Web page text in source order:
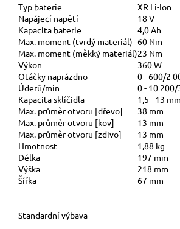
Typ baterie
XR Li-Ion
Napájecí napětí
18 V
Kapacita baterie
4,0 Ah
Max. moment (tvrdý materiál) 60 Nm
Max. moment (měkký materiál)23 Nm
Výkon
360 W
Otáčky naprázdno
0 - 600/2
Úderů/min
0 - 10
Kapacita sklíčidla
1,5 - 13 mm
Max. průměr otvoru [dřevo]
38 mm
Max. průměr otvoru [kov]
13 mm
Max. průměr otvoru [zdivo]
13 mm
Hmotnost
1,88 kg
Délka
197 mm
Výška
218 mm
Šířka
67 mm
Standardní výbava